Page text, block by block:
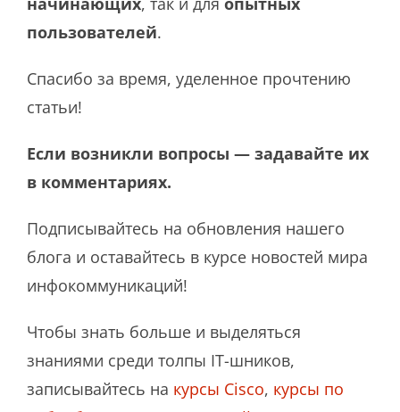
пользователей.
Спасибо за время, уделенное прочтению
статьи!
Если возникли вопросы — задавайте их
в комментариях.
Подписывайтесь на обновления нашего
блога и оставайтесь в курсе новостей мира
инфокоммуникаций!
Чтобы знать больше и выделяться
знаниями среди толпы IT-шников,
записывайтесь на курсы Cisco, курсы по